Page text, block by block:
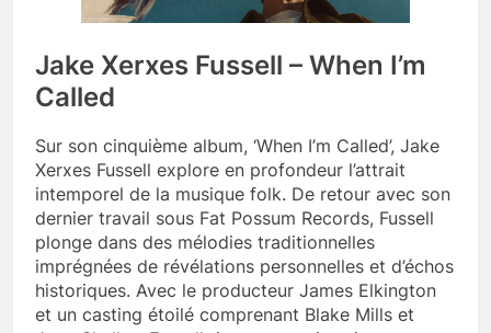
Jake Xerxes Fussell – When I’m
Called
Sur son cinquième album, ‘When I’m Called’, Jake
Xerxes Fussell explore en profondeur l’attrait
intemporel de la musique folk. De retour avec son
dernier travail sous Fat Possum Records, Fussell
plonge dans des mélodies traditionnelles
imprégnées de révélations personnelles et d’échos
historiques. Avec le producteur James Elkington
et un casting étoilé comprenant Blake Mills et